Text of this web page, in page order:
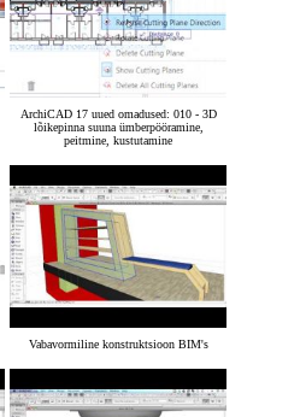
ArchiCAD 17 uued omadused: 010 - 3D
lõikepinna suuna ümberpööramine,
peitmine, kustutamine
Vabavormiline konstruktsioon BIM's